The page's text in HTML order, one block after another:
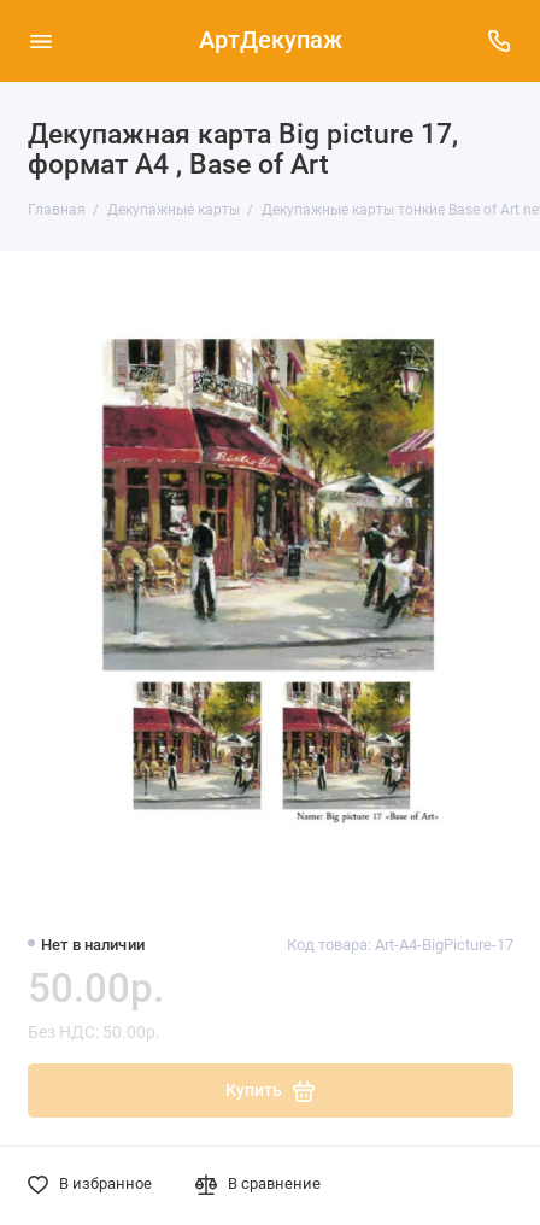
АртДекупаж
Декупажная карта Big picture 17,
формат А4 , Base of Art
Главная Декупажные карты Декупажные карты тонкие Base of Art
Нет в наличии Код товара: Art-A4-BigPicture-17
50.00р.
Без НДС: 50.00р.
Купить
В избранное В сравнение